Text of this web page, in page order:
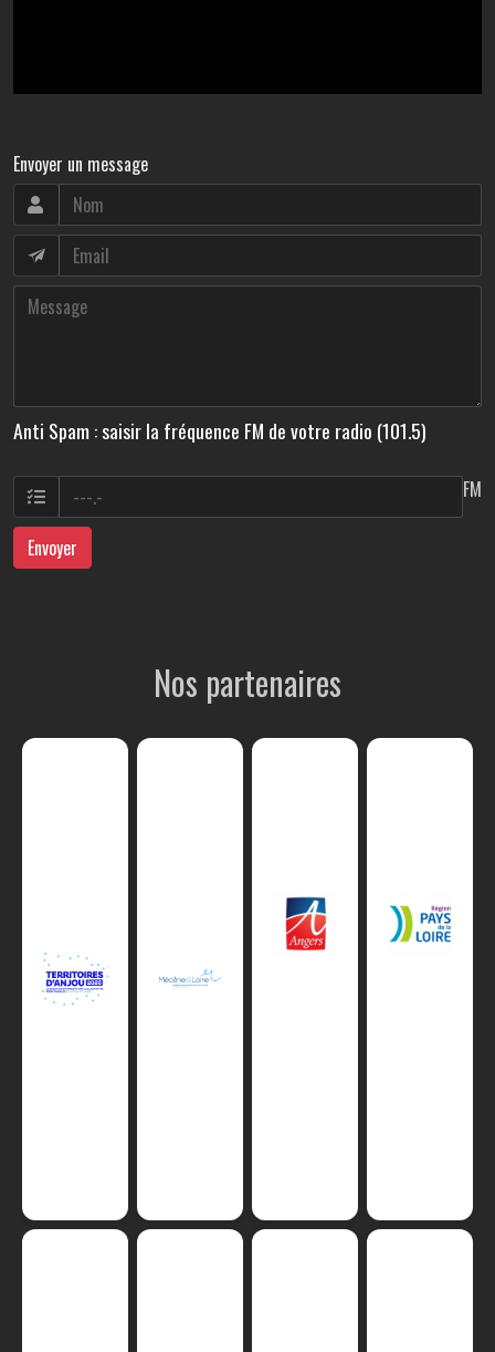
Envoyer un message
Anti Spam : saisir la fréquence FM de votre radio (101.5)
FM
Envoyer
Nos partenaires